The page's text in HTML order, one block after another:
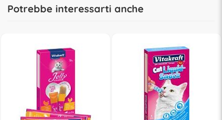
Potrebbe interessarti anche